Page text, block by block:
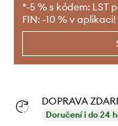
*-5 % s kódem: LST
FIN: -10 % v aplikaci!
DOPRAVA
Doručení i do 24